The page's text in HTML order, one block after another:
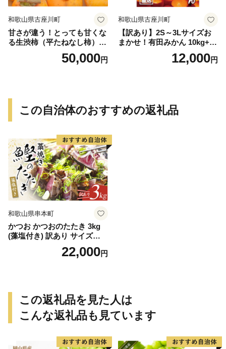
和歌山県古座川町
甘さが違う！とっても甘くな
る生渋柿（平たねなし柿）吊
ップ付約14.5～15kg 約60～
50,000円
和歌山県古座川町
【訳あり】2S～3Lサイズお
まかせ！有田みかん 10kg+2k
g保証分 11月から12月下旬ま
でに順次発送致します。 / 訳
12,000円
この自治体のおすすめの返礼品
和歌山県串本町
かつお かつおのたたき 3kg
(藻塩付き) 訳あり サイズふぞ
ろい 焼きが命！ 藁焼き / 鰹
かつお カツオのたたき 鰹の
22,000円
この返礼品を見た人は
こんな返礼品も見ています